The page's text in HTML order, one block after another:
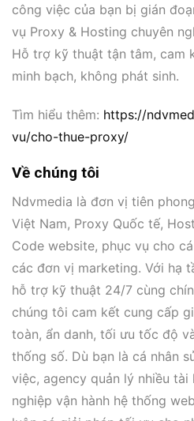
công việc của bạn bị gián
vụ Proxy & Hosting chuyên
Hỗ trợ kỹ thuật tận tâm, cam
minh bạch, không phát sinh.
Tìm hiểu thêm: https://
vu/cho-thue-proxy/
Về chúng tôi
Ndvmedia là đơn vị tiên
Việt Nam, Proxy Quốc tế,
Code website, phục vụ cho
các đơn vị marketing. Với hạ
hỗ trợ kỹ thuật 24/7 cùng
chúng tôi cam kết cung cấp
toàn, ẩn danh, tối ưu tốc độ
thống số. Dù bạn là cá nhân
việc, agency quản lý nhiều tài
nghiệp vận hành hệ thống